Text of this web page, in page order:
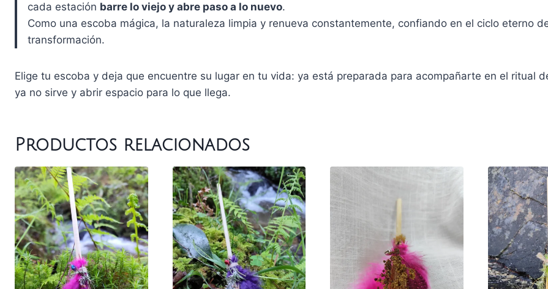
cada estación barre lo viejo y abre paso a lo nuevo.
Como una escoba mágica, la naturaleza limpia y renueva constantemente, confiando en el ciclo eterno
transformación.
Elige tu escoba y deja que encuentre su lugar en tu vida: ya está preparada para acompañarte en el ritual
ya no sirve y abrir espacio para lo que llega.
Productos relacionados